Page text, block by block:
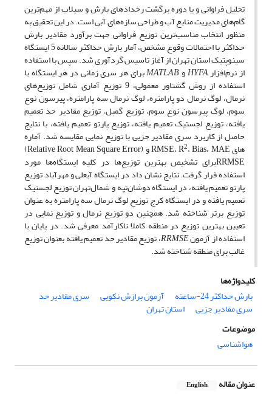
تحلیل فراوانی و یا دوره برگشت رخدادهای بارش و سیلاب از مهم‌ترین
گام‌های مدیریت منابع آب و طراحی سازه‌های آبی است. در این تحقیق به
منظور انتخاب مناسب‌ترین توزیع فراوانی جهت برآورد مقادیر بارش
حداکثر با احتمالات وقوع مشخص، آمار بارش حداکثر سالانه 5 ایستگاه
سینوپتیک استان تهران از آغاز تاسیس گرد‌آوری شد. سپس با استفاده
از نرم‌افزارHYFAوMATLABبرای هر سری زمانی در هر ایستگاه با
استفاده از روش گشتاور معمولی، 9 توزیع آماری شامل توزیع‌های
نرمال، لوگ نرمال دو پارامتره، لوگ نرمال سه پارامتره، پیرسون نوع
سوم، لوگ پیرسون نوع سوم، توزیع گمبل، توزیع مقادیر حد تعمیم
یافته، توزیع لجستیک تعمیم یافته، توزیع پارتو تعمیم یافته، با نتایج
حاصل از کاربرد سری مقادیر جزیی با توزیع نمایی مقایسه شد. آماره‌
های RMSE، R 2 ، Bias، MAE و (Relative Root Mean Square Error)
RRMSEبرای تشخیص بهترین توزیع‌ها در کلیه ایستگاه‌ها مورد
استفاده قرار گرفت. نتایج نشان داد در ایستگاه آبعلی و مهرآباد توزیع
پارتو تعمیم یافته، در ایستگاه دوشان‌تپه و شمال‌تهران توزیع لجستیک
تعمیم یافته و در ایستگاه کرج توزیع لوگ نرمال سه پارامتره به عنوان
توزیع برتر شناخته شد. همچنین دو توزیع نرمال و توزیع نمایی در
تعیین بهترین توزیع در منطقه کاملا ناکارآمد معرفی شد. در پایان با
استفاده از آزمونRRMSE، توزیع مقادیر حد تعمیم یافته بعنوان توزیع
غالب برای منطقه شناخته شد.
کلیدواژه‌ها
بارش حداکثر 24-ساعته
آزمون برازش نکویی سری مقادیر حد
سری مقادیر جزیی
استان تهران
موضوعات
هواشناسی
عنوان مقاله English